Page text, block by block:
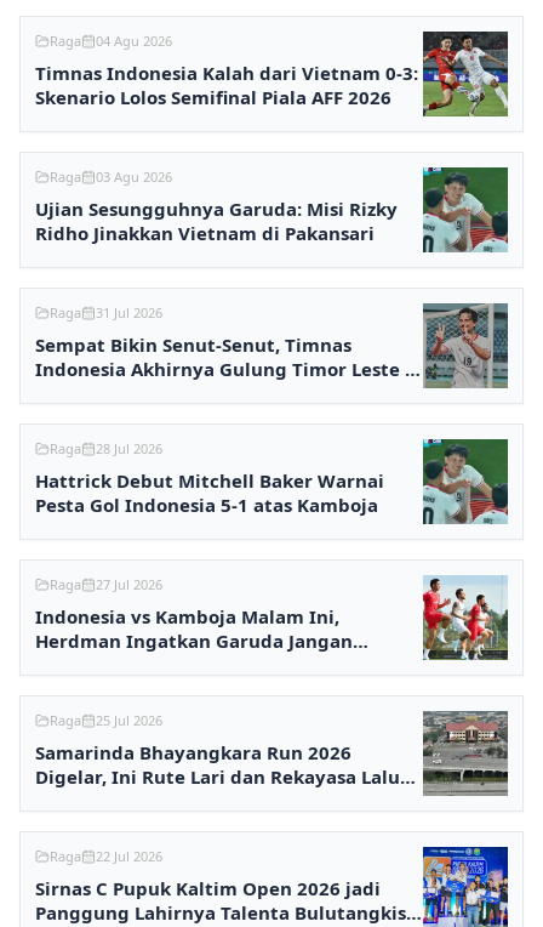
Raga 04 Agu 2026
Timnas Indonesia Kalah dari Vietnam 0-3:
Skenario Lolos Semifinal Piala AFF 2026
Raga 03 Agu 2026
Ujian Sesungguhnya Garuda: Misi Rizky
Ridho Jinakkan Vietnam di Pakansari
Raga 31 Jul 2026
Sempat Bikin Senut-Senut, Timnas
Indonesia Akhirnya Gulung Timor Leste 3-
Raga 28 Jul 2026
Hattrick Debut Mitchell Baker Warnai
Pesta Gol Indonesia 5-1 atas Kamboja
Raga 27 Jul 2026
Indonesia vs Kamboja Malam Ini,
Herdman Ingatkan Garuda Jangan
Raga 25 Jul 2026
Samarinda Bhayangkara Run 2026
Digelar, Ini Rute Lari dan Rekayasa Lalu
Raga 22 Jul 2026
Sirnas C Pupuk Kaltim Open 2026 jadi
Panggung Lahirnya Talenta Bulutangkis